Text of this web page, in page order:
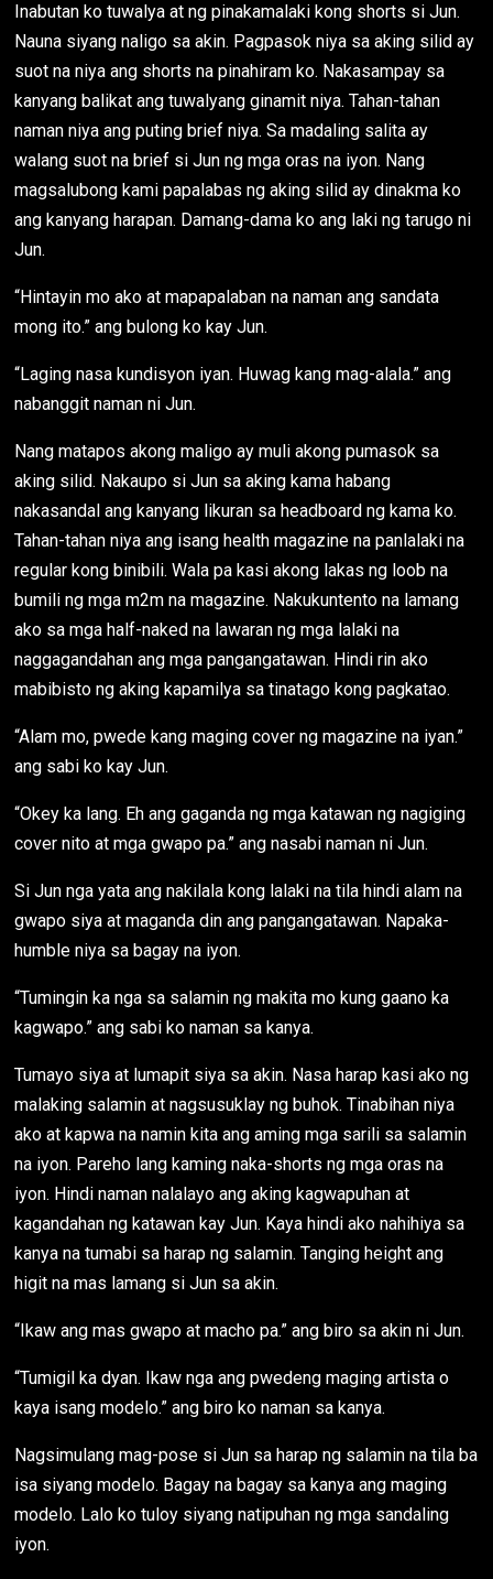
Inabutan ko tuwalya at ng pinakamalaki kong shorts si Jun.
Nauna siyang naligo sa akin. Pagpasok niya sa aking silid ay
suot na niya ang shorts na pinahiram ko. Nakasampay sa
kanyang balikat ang tuwalyang ginamit niya. Tahan-tahan
naman niya ang puting brief niya. Sa madaling salita ay
walang suot na brief si Jun ng mga oras na iyon. Nang
magsalubong kami papalabas ng aking silid ay dinakma ko
ang kanyang harapan. Damang-dama ko ang laki ng tarugo ni
Jun.
“Hintayin mo ako at mapapalaban na naman ang sandata
mong ito.” ang bulong ko kay Jun.
“Laging nasa kundisyon iyan. Huwag kang mag-alala.” ang
nabanggit naman ni Jun.
Nang matapos akong maligo ay muli akong pumasok sa
aking silid. Nakaupo si Jun sa aking kama habang
nakasandal ang kanyang likuran sa headboard ng kama ko.
Tahan-tahan niya ang isang health magazine na panlalaki na
regular kong binibili. Wala pa kasi akong lakas ng loob na
bumili ng mga m2m na magazine. Nakukuntento na lamang
ako sa mga half-naked na lawaran ng mga lalaki na
naggagandahan ang mga pangangatawan. Hindi rin ako
mabibisto ng aking kapamilya sa tinatago kong pagkatao.
“Alam mo, pwede kang maging cover ng magazine na iyan.”
ang sabi ko kay Jun.
“Okey ka lang. Eh ang gaganda ng mga katawan ng nagiging
cover nito at mga gwapo pa.” ang nasabi naman ni Jun.
Si Jun nga yata ang nakilala kong lalaki na tila hindi alam na
gwapo siya at maganda din ang pangangatawan. Napaka-
humble niya sa bagay na iyon.
“Tumingin ka nga sa salamin ng makita mo kung gaano ka
kagwapo.” ang sabi ko naman sa kanya.
Tumayo siya at lumapit siya sa akin. Nasa harap kasi ako ng
malaking salamin at nagsusuklay ng buhok. Tinabihan niya
ako at kapwa na namin kita ang aming mga sarili sa salamin
na iyon. Pareho lang kaming naka-shorts ng mga oras na
iyon. Hindi naman nalalayo ang aking kagwapuhan at
kagandahan ng katawan kay Jun. Kaya hindi ako nahihiya sa
kanya na tumabi sa harap ng salamin. Tanging height ang
higit na mas lamang si Jun sa akin.
“Ikaw ang mas gwapo at macho pa.” ang biro sa akin ni Jun.
“Tumigil ka dyan. Ikaw nga ang pwedeng maging artista o
kaya isang modelo.” ang biro ko naman sa kanya.
Nagsimulang mag-pose si Jun sa harap ng salamin na tila ba
isa siyang modelo. Bagay na bagay sa kanya ang maging
modelo. Lalo ko tuloy siyang natipuhan ng mga sandaling
iyon.